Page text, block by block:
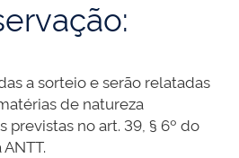
a sorteio e serão relatadas
de natureza
no art. 39, § 6º do